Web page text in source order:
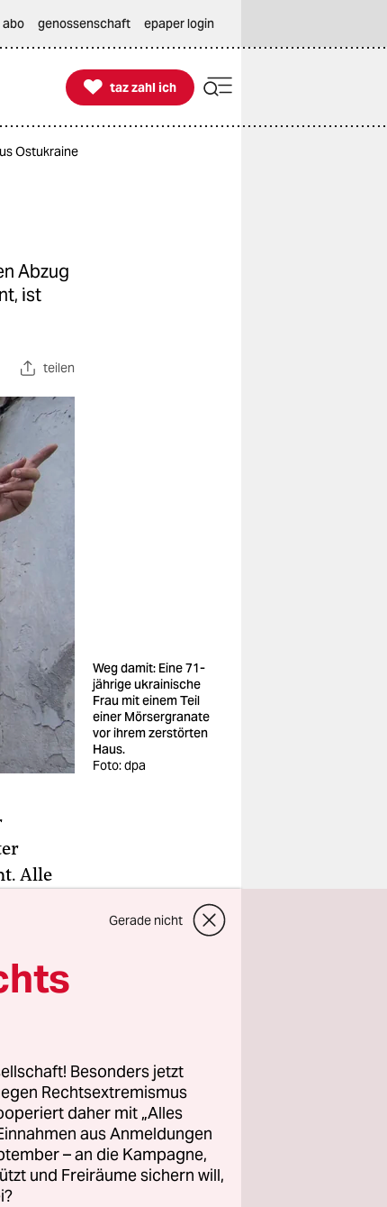
abo genossenschaft epaper login

taz zahl ich
taz zahl ich
Ostukraine
Abzug
ist
teilen
Weg damit: Eine 71-
jährige ukrainische
Frau mit einem Teil
einer Mörsergranate
vor ihrem zerstörten
Haus.
Foto: dpa
Alle
einem
von der
Gerade nicht
Besonders jetzt
Rechtsextremismus
daher mit „Alles
aus Anmeldungen
– an die Kampagne,
und Freiräume sichern will,